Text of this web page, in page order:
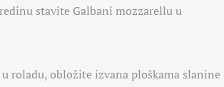
stavite Galbani mozzarellu u
roladu, obložite izvana ploškama slanine